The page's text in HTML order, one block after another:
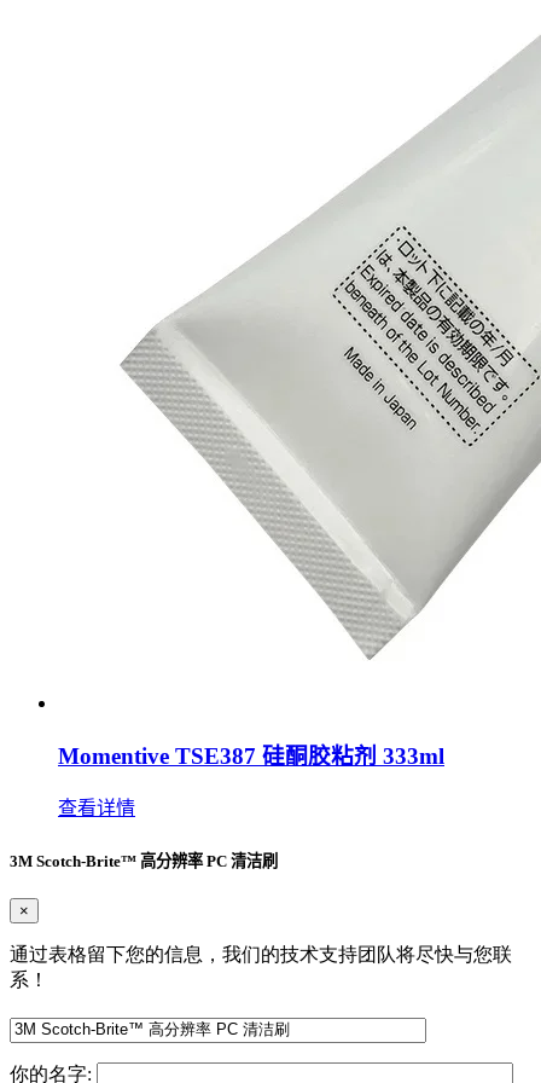
Momentive TSE387 硅酮胶粘剂 333ml
查看详情
3M Scotch-Brite™ 高分辨率 PC 清洁刷
×
通过表格留下您的信息，我们的技术支持团队将尽快与您联
系！
你的名字: